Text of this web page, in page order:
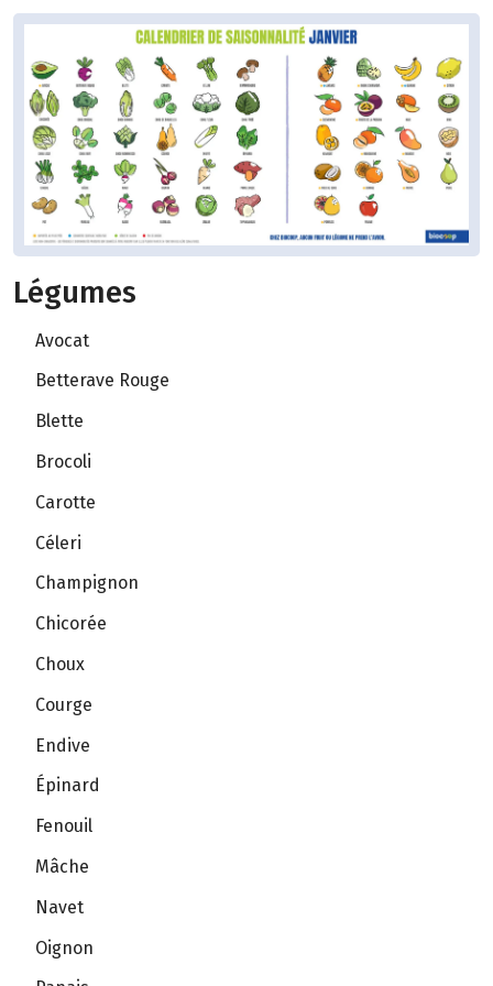
Légumes
Avocat
Betterave Rouge
Blette
Brocoli
Carotte
Céleri
Champignon
Chicorée
Choux
Courge
Endive
Épinard
Fenouil
Mâche
Navet
Oignon